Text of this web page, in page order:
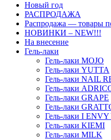
Новый год
РАСПРОДАЖА
Распродажа — товары
НОВИНКИ – NEW!!!
На внесение
Гель-лаки
Гель-лаки MOJO
Гель-лаки YUTTA
Гель-лаки NAIL
Гель-лаки
Гель-лаки GRAPE
Гель-лаки
Гель-лаки I
Гель-лаки KIEMI
Гель-лаки MILK